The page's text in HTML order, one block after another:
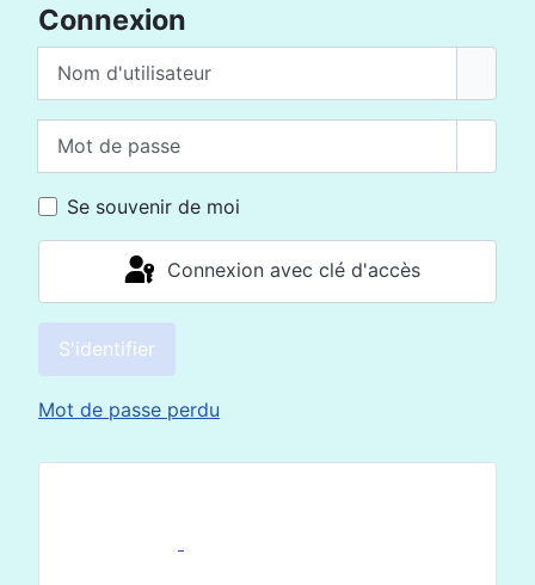
Connexion
Se souvenir de moi
Connexion avec clé d'accès
S'identifier
Mot de passe perdu